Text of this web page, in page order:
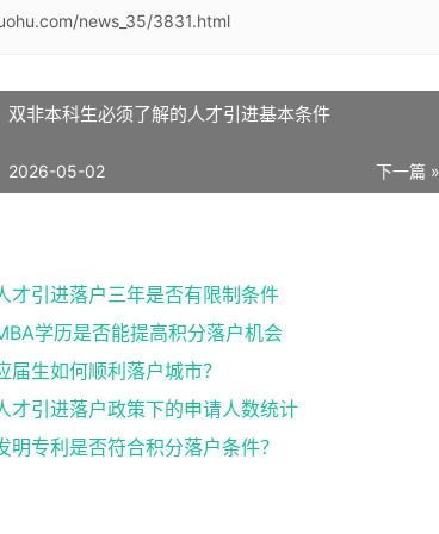
news_35/3831.html
双非本科生必须了解的人才引进基本条件
下一篇 »
2026-05-02
才引进落户三年是否有限制条件
学历是否能提高积分落户机会
届生如何顺利落户城市？
才引进落户政策下的申请人数统计
明专利是否符合积分落户条件？